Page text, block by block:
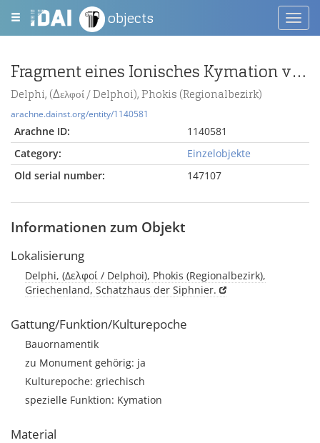
objects
Fragment eines Ionisches Kymation vom Schatzhaus der Siphnier
Delphi, (Δελφοί / Delphoi), Phokis (Regionalbezirk)
arachne.dainst.org/entity/1140581
Arachne ID:
1140581
Category:
Einzelobjekte
Old serial number:
147107
Informationen zum Objekt
Lokalisierung
Delphi, (Δελφοί / Delphoi), Phokis (Regionalbezirk),
Griechenland, Schatzhaus der Siphnier.
Gattung/Funktion/Kulturepoche
Bauornamentik
zu Monument gehörig: ja
Kulturepoche: griechisch
spezielle Funktion: Kymation
Material